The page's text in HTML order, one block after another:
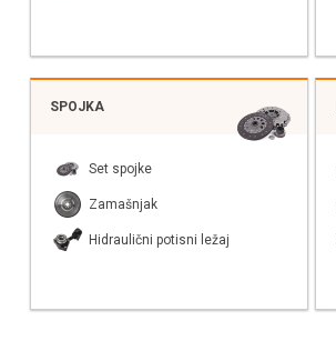
SPOJKA
Set spojke
Zamašnjak
Hidraulični potisni ležaj